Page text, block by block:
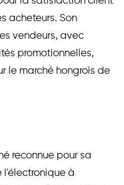
acheteurs. Son
vendeurs, avec
promotionnelles,
le marché hongrois de
reconnue pour sa
l'électronique à